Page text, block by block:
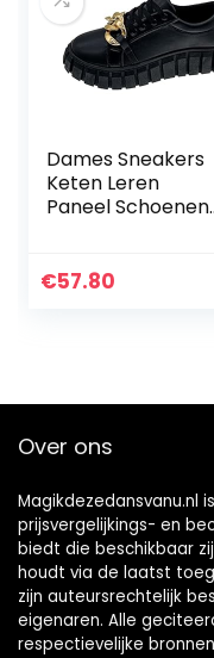
Dames Sneakers
Keten Leren
Paneel Schoenen
Dikke Zolen Mode
€57.80
Over ons
Magikdezedansvanu.nl
prijsvergelijkings- en
biedt die beschikbaar
houdt via de laatst
zijn auteursrechtelijk
eigenaren. Alle
respectievelijke